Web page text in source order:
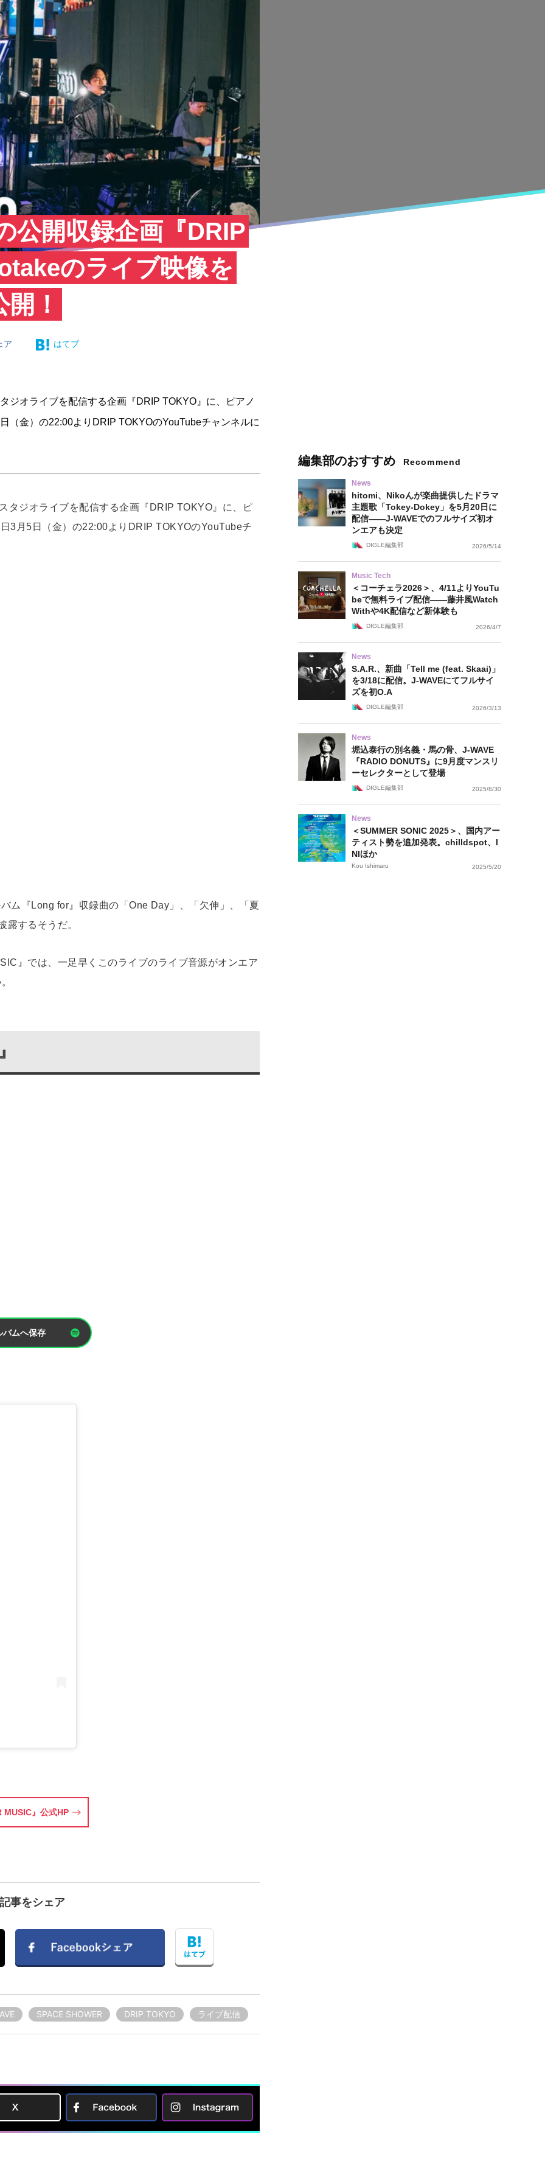
公開収録企画『DRIP
のライブ映像を
！
ア はてブ
ジオライブを配信する企画『DRIP TOKYO』に、ピアノ
（金）の22:00よりDRIP TOKYOのYouTubeチャンネルに
タジオライブを配信する企画『DRIP TOKYO』に、ピ
3月5日（金）の22:00よりDRIP TOKYOのYouTubeチ
ム『Long for』収録曲の「One Day」、「欠伸」、「夏
露するそうだ。
』では、一足早くこのライブのライブ音源がオンエア
バムへ保存
MUSIC』公式HP
事をシェア
SPACE SHOWER DRIP TOKYO ライブ配信
編集部のおすすめ Recommend
News
hitomi、Nikoんが楽曲提供したドラマ
主題歌「Tokey-Dokey」を5月20日に
配信——J-WAVEでのフルサイズ初オ
ンエアも決定
DIGLE編集部 2026/5/14
Music Tech
＜コーチェラ2026＞、4/11よりYouTu
beで無料ライブ配信——藤井風Watch
Withや4K配信など新体験も
DIGLE編集部 2026/4/7
News
S.A.R.、新曲「Tell me (feat. Skaai)」
を3/18に配信。J-WAVEにてフルサイ
ズを初O.A
DIGLE編集部 2026/3/13
News
堀込泰行の別名義・馬の骨、J-WAVE
『RADIO DONUTS』に9月度マンスリ
ーセレクターとして登場
DIGLE編集部 2025/8/30
News
＜SUMMER SONIC 2025＞、国内アー
ティスト勢を追加発表。chilldspot、I
NIほか
Kou Ishimaru 2025/5/20